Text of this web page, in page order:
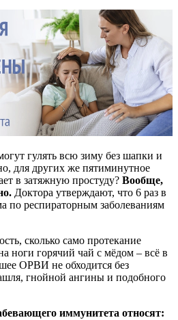
гулять всю зиму без шапки и
для других же пятиминутное
в затяжную простуду? Вообще,
Доктора утверждают, что 6 раз в
по респираторным заболеваниям
сколько само протекание
ноги горячий чай с мёдом – всё в
ОРВИ не обходится без
гнойной ангины и подобного
иммунитета относят: